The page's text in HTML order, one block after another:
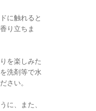
に触れると
り立ちま
を楽しみた
洗剤等で水
さい。
に、また、